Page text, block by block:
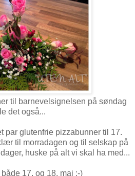
til barnevelsignelsen på søndag
det også...
par glutenfrie pizzabunner til 17.
til morradagen og til selskap på
huske på alt vi skal ha med...
17. og 18. mai :-)